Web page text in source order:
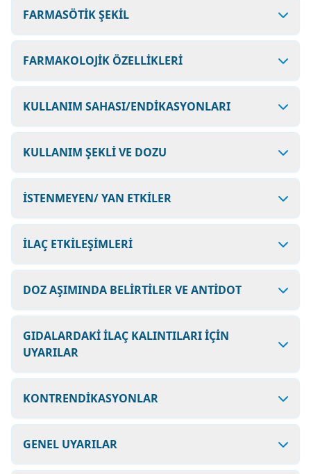
FARMASÖTİK ŞEKİL
FARMAKOLOJİK ÖZELLİKLERİ
KULLANIM SAHASI/ENDİKASYONLARI
KULLANIM ŞEKLİ VE DOZU
İSTENMEYEN/ YAN ETKİLER
İLAÇ ETKİLEŞİMLERİ
DOZ AŞIMINDA BELİRTİLER VE ANTİDOT
GIDALARDAKİ İLAÇ KALINTILARI İÇİN
UYARILAR
KONTRENDİKASYONLAR
GENEL UYARILAR